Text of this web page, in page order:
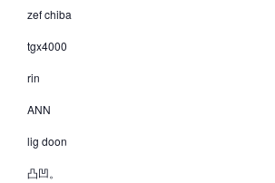
zef chiba
tgx4000
rin
ANN
lig doon
凸凹。